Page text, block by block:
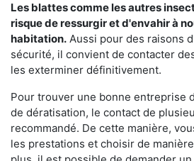
Les blattes comme les autres
risque de ressurgir et d'envahir à
habitation. Aussi pour des raisons
sécurité, il convient de contacter
les exterminer définitivement.
Pour trouver une bonne entreprise
de dératisation, le contact de
recommandé. De cette manière,
les prestations et choisir de